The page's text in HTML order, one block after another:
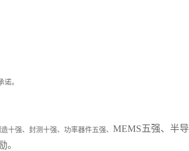
。
十强、封测十强、功率器件五强、 MEMS五强、半导
。